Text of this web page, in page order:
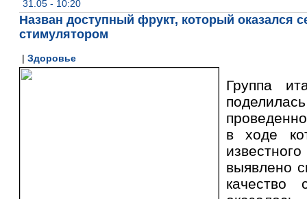
31.05 - 10:20
Назван доступный фрукт, который оказался
стимулятором
| Здоровье
Группа
в ходе
выявлено
качество